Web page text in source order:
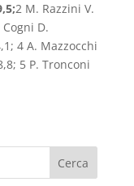
2 M. Razzini V.
D.
4 A. Mazzocchi
5 P. Tronconi
Cerca